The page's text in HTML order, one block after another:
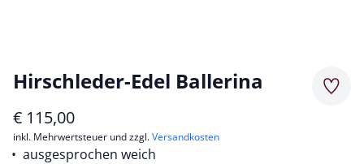
Hirschleder-Edel Ballerina
€ 115,00
inkl. Mehrwertsteuer und zzgl.Versandkosten
ausgesprochen weich